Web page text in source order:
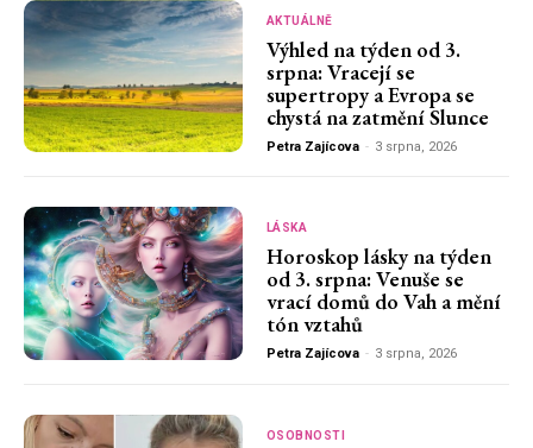
AKTUÁLNĚ
Výhled na týden od 3.
srpna: Vracejí se
supertropy a Evropa se
chystá na zatmění Slunce
Petra Zajícova - 3 srpna, 2026
LÁSKA
Horoskop lásky na týden
od 3. srpna: Venuše se
vrací domů do Vah a mění
tón vztahů
Petra Zajícova - 3 srpna, 2026
OSOBNOSTI